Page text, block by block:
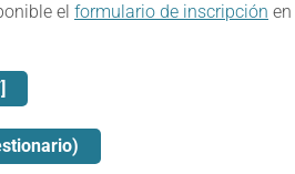
el formulario de inscripción en